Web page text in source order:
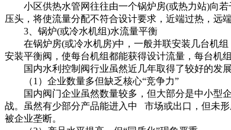
小区供热水管网往往由一个锅炉房(或热力站)向若
压头，将使流量分配不符合设计要求，近端过热，远
3、锅炉(或冷水机组)水流量平衡
在锅炉房(或冷水机房)中，一般并联安装几台机组
安装平衡阀，使每台机组都能获得设计流量，每台机
国内水利控制阀行业虽然近几年取得了较好的发展
（1）企业数量多但缺乏核心“竞争力”
国内阀门企业虽然数量较多，但大部分是中小型企
战。虽然有少部分产品能进入中 市场或出口，但未
被企业垄断。